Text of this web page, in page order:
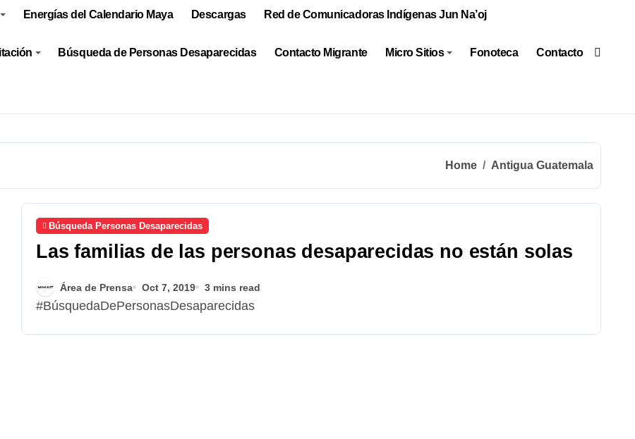
Energías del Calendario Maya Descargas Red de Comunicadoras Indígenas Jun Na’oj
Búsqueda de Personas Desaparecidas Contacto Migrante Micro Sitios Fonoteca Contacto
Home Antigua Guatemala
Búsqueda Personas Desaparecidas
Las familias de las personas desaparecidas no están solas
Área de Prensa Oct 7, 2019 3 mins read
#BúsquedaDePersonasDesaparecidas